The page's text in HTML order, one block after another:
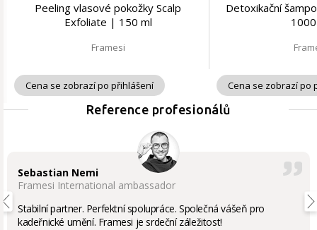
Peeling vlasové pokožky Scalp
Exfoliate | 150 ml
Framesi
Cena se zobrazí po přihlášení
Detoxikační
Cena se zobrazí po
Reference profesionálů
Sebastian Nemi
Framesi International ambassador
Stabilní partner. Perfektní spolupráce. Společná vášeň pro
kadeřnické umění. Framesi je srdeční záležitost!